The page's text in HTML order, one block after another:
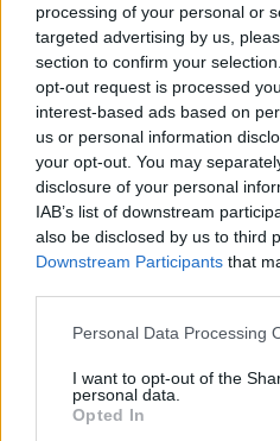
processing of your personal or
targeted advertising by us,
section to confirm your
opt-out request is processed
interest-based ads based on
us or personal information
your opt-out. You may
disclosure of your personal
IAB’s list of downstream
also be disclosed by us to third
Downstream Participants that
Please note that this website/
not limited to your visit or usage
grant or deny consent to
use your data for below
Personal Data Processing
I want to opt-out of the
personal data.
Opted In
3 vörösbor vakkóstolása
perc alatt
3 különböző hordós
bor elemzése 1 percben
5 párlat felismerése
5 alkoholmentes ital
vegán ételhez
2 koktél felismerése